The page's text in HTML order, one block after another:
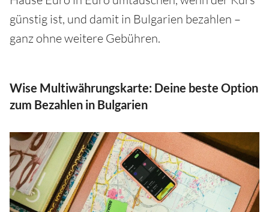
günstig ist, und damit in Bulgarien bezahlen –
ganz ohne weitere Gebühren.
Wise Multiwährungskarte: Deine beste Option
zum Bezahlen in Bulgarien